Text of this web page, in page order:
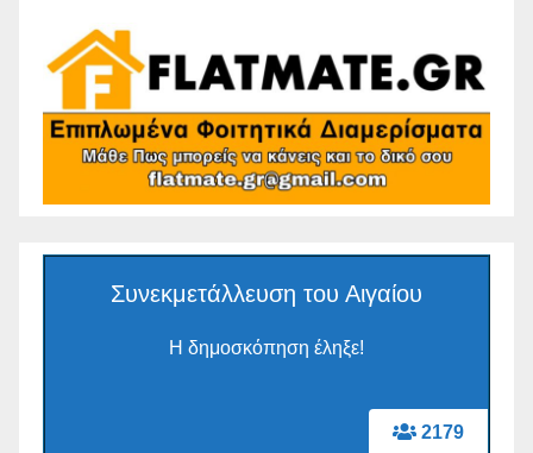
2179
Συνεκμετάλλευση του Αιγαίου
Η δημοσκόπηση έληξε!